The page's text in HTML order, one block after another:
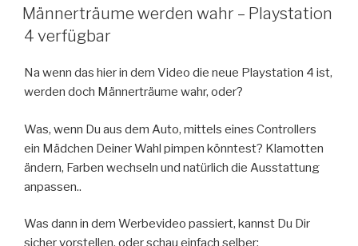
AM
Männerträume werden wahr – Playstation
4 verfügbar
Na wenn das hier in dem Video die neue Playstation 4 ist,
werden doch Männerträume wahr, oder?
Was, wenn Du aus dem Auto, mittels eines Controllers
ein Mädchen Deiner Wahl pimpen könntest? Klamotten
ändern, Farben wechseln und natürlich die Ausstattung
anpassen..
Was dann in dem Werbevideo passiert, kannst Du Dir
sicher vorstellen, oder schau einfach selber: